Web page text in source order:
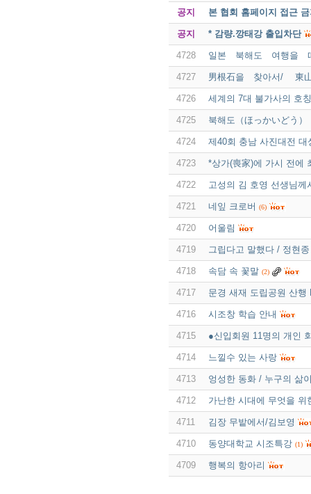
공지 본 협회 홈페이지 접근
공지 * 감량.깡태강 출입차단
4728 일본 북해도 여행을
4727 男根石을 찾아서/ 東
4726 세계의 7대 불가사의 호
4725 북해도（ほっかいど
4724 제40회 충남 사진대전
4723 *상가(喪家)에 가시 전에
4722 고성의 김 호영 선생님께
4721 네잎 크로버 (6)
4720 어울림
4719 그립다고 말했다 / 정현종
4718 속담 속 꽃말 (2)
4717 문경 새재 도립공원 산행
4716 시조창 학습 안내
4715 ●신입회원 11명의 개인
4714 느낄수 있는 사랑
4713 엉성한 동화 / 누구의 삶
4712 가난한 시대에 무엇을 위
4711 김장 무밭에서/김보영
4710 동양대학교 시조특강 (1)
4709 행복의 항아리